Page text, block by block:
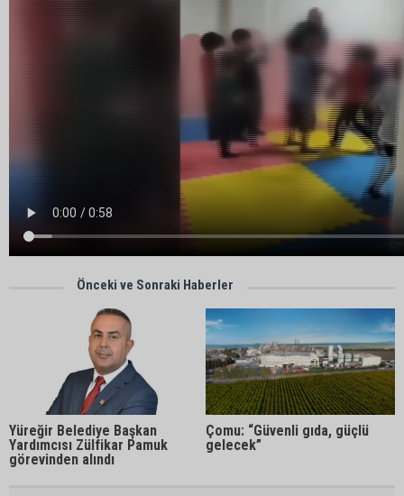
Önceki ve Sonraki Haberler
Yüreğir Belediye Başkan
Yardımcısı Zülfikar Pamuk
görevinden alındı
Çomu: “Güvenli gıda, güçlü
gelecek”